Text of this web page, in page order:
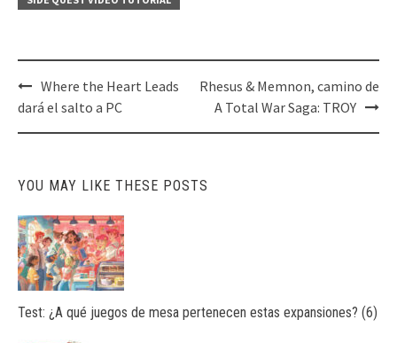
Post
navigation
Where the Heart Leads
dará el salto a PC
Rhesus & Memnon, camino de
A Total War Saga: TROY
YOU MAY LIKE THESE POSTS
Test: ¿A qué juegos de mesa pertenecen estas expansiones? (6)